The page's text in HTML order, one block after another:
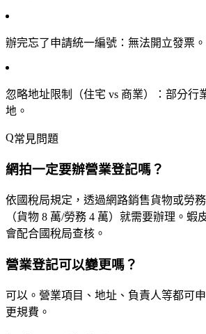
辦完忘了申請統一編號 ：無法開立發票。
忽略地址限制（住宅 vs 商業）
：部分行
地。
常見問題
網拍一定要辦營業登記嗎？
依國稅局規定，透過網路銷售貨物或勞
（貨物 8 萬/勞務 4 萬）就需要辦理。蝦
會配合國稅局查核。
營業登記可以變更嗎？
可以。營業項目、地址、負責人等都可
更規費。